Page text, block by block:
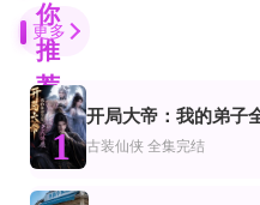
你
推
荐
完结
1927，三湾来信
全集完结
瞎眼剑圣，无眼窥天第二季
完结
房东步步紧逼，我退租你别哭
更多
1
开局大帝：我的弟子
古装仙侠 全集完结